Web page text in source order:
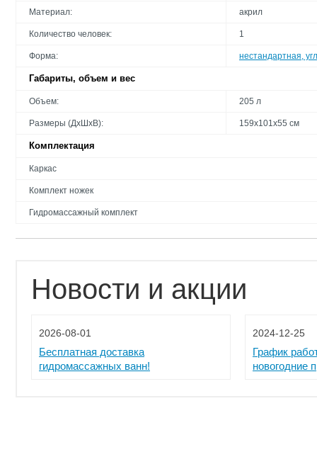
Материал: акрил
Количество человек: 1
Форма: нестандартная,
Габариты, объем и вес
Объем: 205 л
Размеры (ДхШхВ): 159х101х55 см
Комплектация
Каркас
Комплект ножек
Гидромассажный комплект
Новости и акции
2026-08-01
Бесплатная доставка
гидромассажных ванн!
2024-12-25
График
новогодние